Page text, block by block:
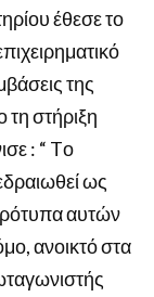
έθεσε το
της
τη στήριξη
: “ Tο
ως
αυτών
ανοικτό στα